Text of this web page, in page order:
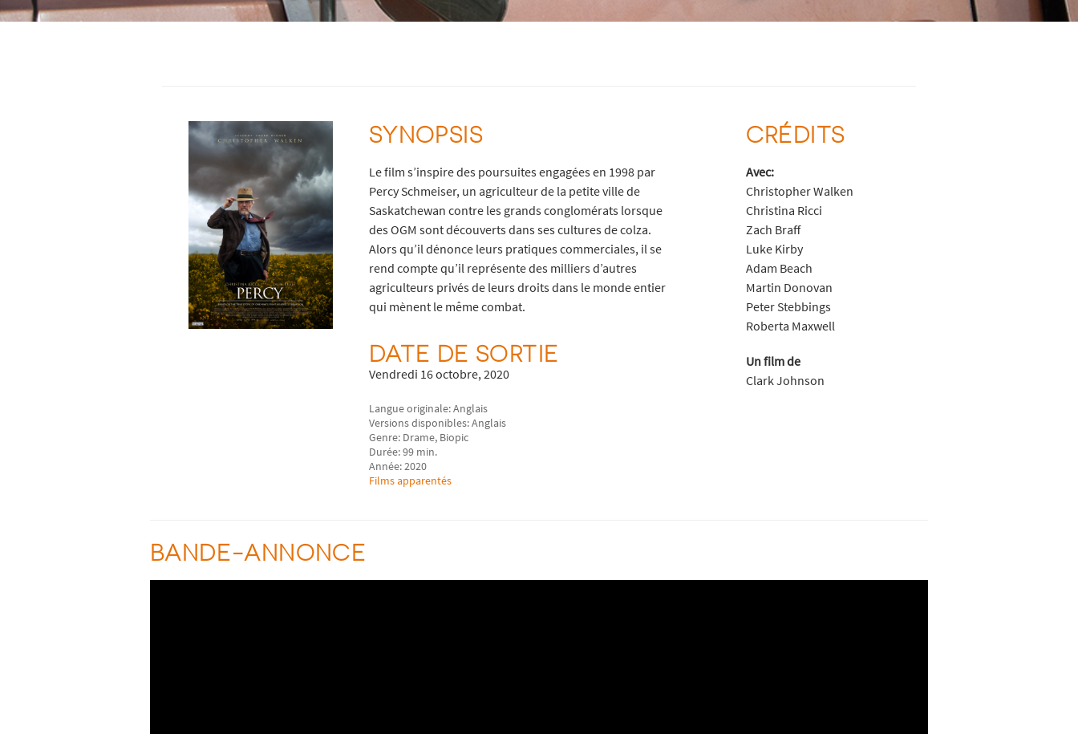
SYNOPSIS
Le film s’inspire des poursuites engagées en 1998 par
Percy Schmeiser, un agriculteur de la petite ville de
Saskatchewan contre les grands conglomérats lorsque
des OGM sont découverts dans ses cultures de colza.
Alors qu’il dénonce leurs pratiques commerciales, il se
rend compte qu’il représente des milliers d’autres
agriculteurs privés de leurs droits dans le monde entier
qui mènent le même combat.
DATE DE SORTIE
Vendredi 16 octobre, 2020
Langue originale: Anglais
Versions disponibles: Anglais
Genre: Drame, Biopic
Durée: 99 min.
Année: 2020
Films apparentés
CRÉDITS
Avec:
Christopher Walken
Christina Ricci
Zach Braff
Luke Kirby
Adam Beach
Martin Donovan
Peter Stebbings
Roberta Maxwell
Un film de
Clark Johnson
BANDE-ANNONCE